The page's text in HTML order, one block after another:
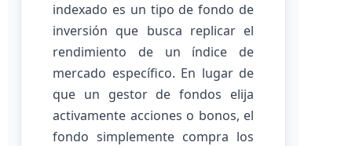
indexado es un tipo de fondo de
inversión que busca replicar el
rendimiento de un índice de
mercado específico. En lugar de
que un gestor de fondos elija
activamente acciones o bonos, el
fondo simplemente compra los